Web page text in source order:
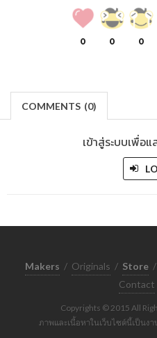
0 0 0
COMMENTS (0)
เข้าสู่ระบบเพื่อ
Makers / Originals / Store /
Contact
Copyrights © 2015 All
ภาพและเนื้อหาในเว็บไซต์นี้เป็น